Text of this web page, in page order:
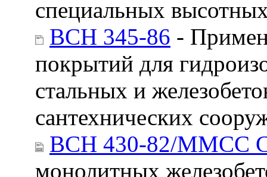
специальных
ВСН 345-86 -
покрытий для
стальных и
сантехнических
ВСН 430-82/ММСС
монолитных